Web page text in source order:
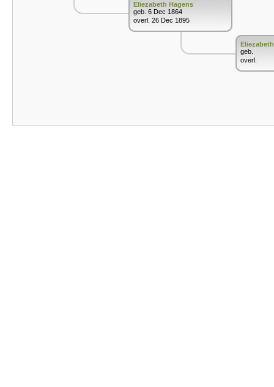
Eliezabeth Hagens
geb. 6 Dec 1864
overl. 26 Dec 1895
geb.
overl.